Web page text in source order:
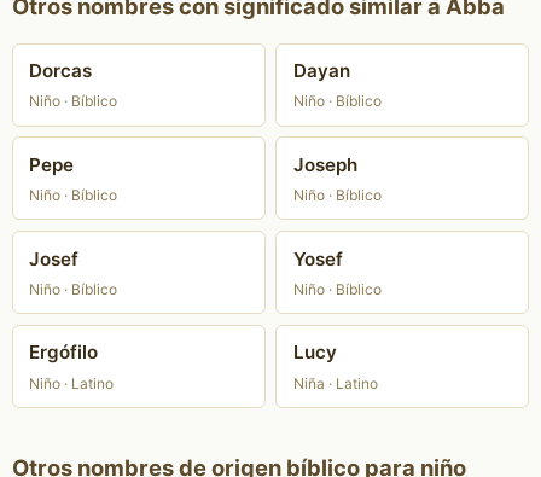
Otros nombres con significado similar a Abba
Dorcas
Niño · Bíblico
Dayan
Niño · Bíblico
Pepe
Niño · Bíblico
Joseph
Niño · Bíblico
Josef
Niño · Bíblico
Yosef
Niño · Bíblico
Ergófilo
Niño · Latino
Lucy
Niña · Latino
Otros nombres de origen bíblico para niño